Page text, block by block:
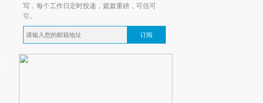
写，每个工作日定时投递，篇篇重磅，可信可
引。
订阅